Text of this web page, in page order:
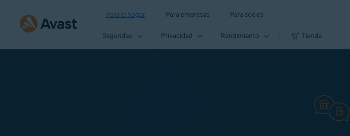
Para el hogar Para empresas Para socios
Seguridad Privacidad Rendimiento Tienda